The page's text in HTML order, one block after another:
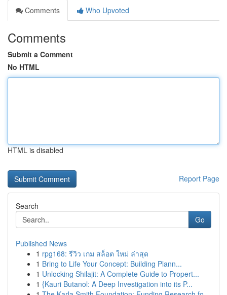
Comments
Who Upvoted
Comments
Submit a Comment
No HTML
HTML is disabled
Report Page
Search
Go
Published News
1 rpg168: รีวิว เกม สล็อต ใหม่ ล่าสุด
1 Bring to Life Your Concept: Building Plann...
1 Unlocking Shilajit: A Complete Guide to Propert...
1 {Kauri Butanol: A Deep Investigation into its P...